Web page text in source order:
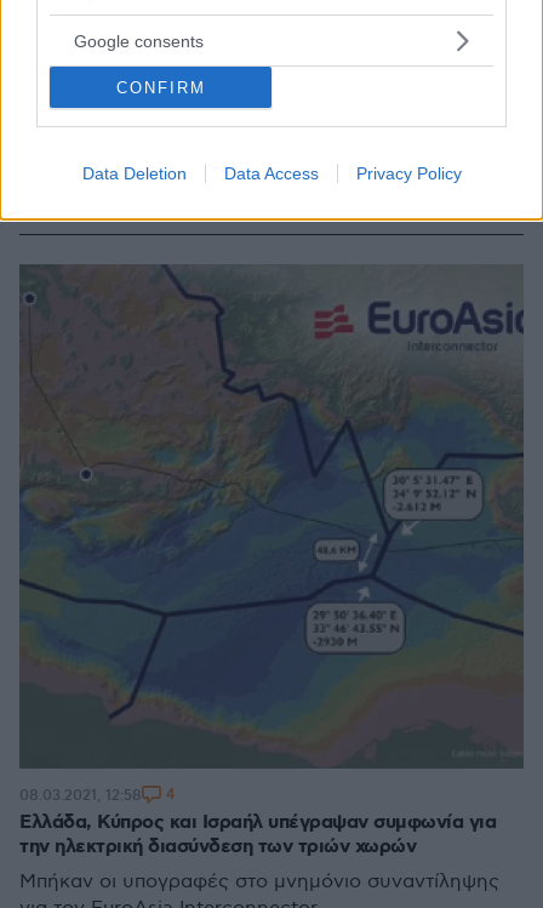
Google consents
CONFIRM
Data Deletion Data Access Privacy Policy
Ο EuroAsia βάζει τέλος στην ενεργειακή απομόνωση
της Κύπρου
Το ποσό της χορηγίας που εγκρίθηκε για τον
έχει εξασφαλιστεί ιστορικά για έργο της Κυπριακής
27.01.2022, 13:30
Ελλάδα, Κύπρος και Ισραήλ υπέγραψαν συμφωνία για
την ηλεκτρική διασύνδεση των τριών χωρών
Μπήκαν οι υπογραφές στο μνημόνιο συναντίληψης
08.03.2021, 12:58 4